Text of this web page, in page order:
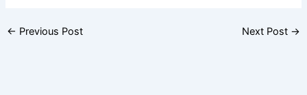
← Previous Post Next Post →